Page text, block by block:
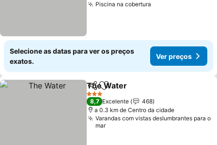
Piscina na cobertura
Selecione as datas para ver os preços
exatos.
Ver preços
PartilharAdicionar aos favoritos
The Water
3 Estrelas
8,7 Excelente
468
a 0.3 km de Centro da cidade
Varandas com vistas deslumbrantes para o
mar